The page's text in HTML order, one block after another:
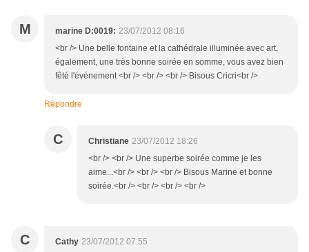
M marine D:0019: 23/07/2012 08:16
<br /> Une belle fontaine et la cathédrale illuminée avec art,
également, une très bonne soirée en somme, vous avez bien
fêté l'événement <br /> <br /> <br /> Bisous Cricri<br />
Répondre
C Christiane 23/07/2012 18:26
<br /> <br /> Une superbe soirée comme je les
aime...<br /> <br /> <br /> Bisous Marine et bonne
soirée.<br /> <br /> <br /> <br />
C Cathy 23/07/2012 07:55